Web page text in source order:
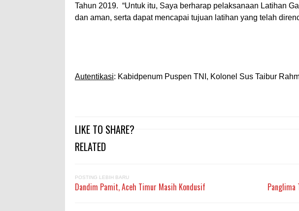
Tahun 2019. “Untuk itu, Saya berharap pelaksanaan Latihan
dan aman, serta dapat mencapai tujuan latihan yang telah
Autentikasi: Kabidpenum Puspen TNI, Kolonel Sus Taibur
LIKE TO SHARE?
RELATED
POSTING LEBIH BARU
Dandim Pamit, Aceh Timur Masih Kondusif Panglima